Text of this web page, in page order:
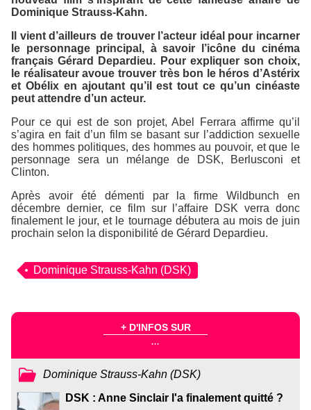
Dominique Strauss-Kahn.
Il vient d’ailleurs de trouver l’acteur idéal pour incarner
le personnage principal, à savoir l’icône du cinéma
français Gérard Depardieu. Pour expliquer son choix,
le réalisateur avoue trouver très bon le héros d’Astérix
et Obélixen ajoutant qu’il est tout ce qu’un cinéaste
peut attendre d’un acteur.
Pour ce qui est de son projet, Abel Ferrara affirme qu’il
s’agira en fait d’un film se basant sur l’addiction sexuelle
des hommes politiques, des hommes au pouvoir, et que le
personnage sera un mélange de DSK, Berlusconi et
Clinton.
Après avoir été démenti par la firmeWildbunch en
décembre dernier, ce film sur l’affaire DSK verra donc
finalement le jour, et le tournage débutera au mois de juin
prochain selon la disponibilité de Gérard Depardieu.
Dominique Strauss-Kahn (DSK)
+ D'INFOS SUR
...
Dominique Strauss-Kahn (DSK)
DSK : Anne Sinclair l'a finalement quitté ?